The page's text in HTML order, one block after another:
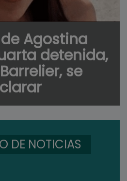
Agostina
detenida,
se
DE NOTICIAS